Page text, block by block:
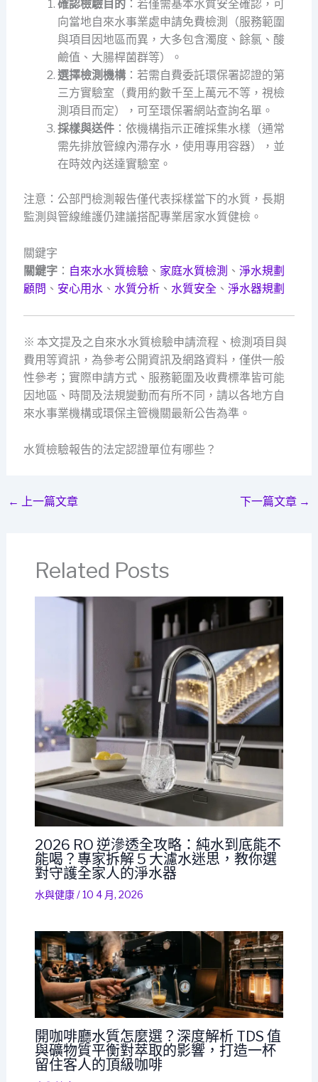
確認檢驗目的：若僅需基本水質安全確認，可
向當地自來水事業處申請免費檢測（服務範圍
與項目因地區而異，大多包含濁度、餘氯、酸
鹼值、大腸桿菌群等）。
選擇檢測機構：若需自費委託環保署認證的第
三方實驗室（費用約數千至上萬元不等，視檢
測項目而定），可至環保署網站查詢名單。
採樣與送件：依機構指示正確採集水樣（通常
需先排放管線內滯存水，使用專用容器），並
在時效內送達實驗室。
注意：公部門檢測報告僅代表採樣當下的水質，長期
監測與管線維護仍建議搭配專業居家水質健檢。
關鍵字
關鍵字： 自來水水質檢驗、 家庭水質檢測 、 淨水規劃
顧問 、 安心用水 、 水質分析、 水質安全、 淨水器規劃
※ 本文提及之自來水水質檢驗申請流程、檢測項目與
費用等資訊，為參考公開資訊及網路資料，僅供一般
性參考；實際申請方式、服務範圍及收費標準皆可能
因地區、時間及法規變動而有所不同，請以各地方自
來水事業機構或環保主管機關最新公告為準。
水質檢驗報告的法定認證單位有哪些？
← 上一篇文章 下一篇文章 →
Related Posts
2026 RO 逆滲透全攻略：純水到底能不
能喝？專家拆解 5 大濾水迷思，教你選
對守護全家人的淨水器
水與健康/10 4 月, 2026
開咖啡廳水質怎麼選？深度解析 TDS 值
與礦物質平衡對萃取的影響，打造一杯
留住客人的頂級咖啡